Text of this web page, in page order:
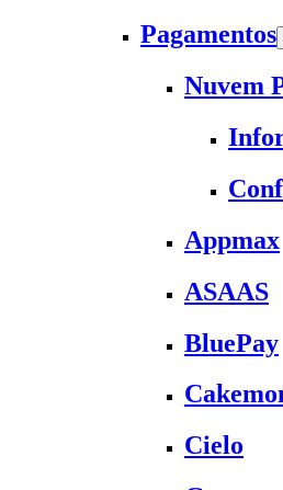
Pagamentos
Nuvem
Appmax
ASAAS
BluePay
Cielo